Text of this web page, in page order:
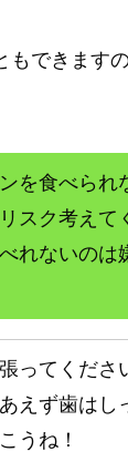
もできます
を食べられ
スク考えて
れないのは
ってくださ
えず歯はし
うね！